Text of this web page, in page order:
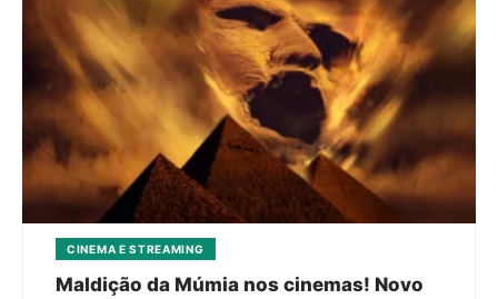
CINEMA E STREAMING
Maldição da Múmia nos cinemas! Novo